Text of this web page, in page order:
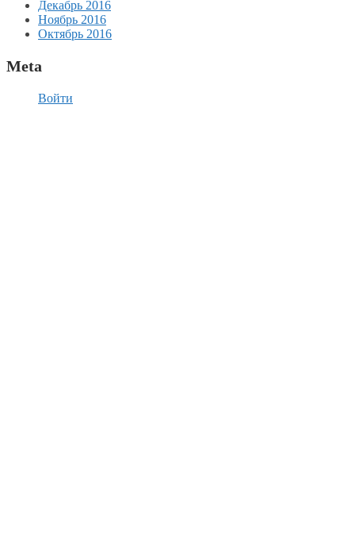
Декабрь 2016
Ноябрь 2016
Октябрь 2016
Meta
Войти